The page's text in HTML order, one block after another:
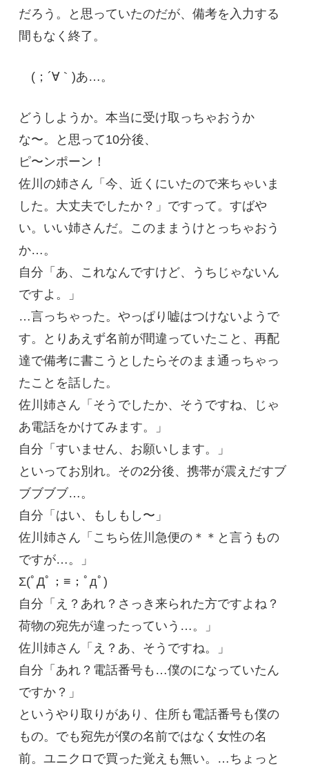
だろう。と思っていたのだが、備考を入力する
間もなく終了。
(；´∀｀)あ…。
どうしようか。本当に受け取っちゃおうか
な〜。と思って10分後、
ピ〜ンポーン！
佐川の姉さん「今、近くにいたので来ちゃいま
した。大丈夫でしたか？」ですって。すばや
い。いい姉さんだ。このままうけとっちゃおう
か…。
自分「あ、これなんですけど、うちじゃないん
ですよ。」
…言っちゃった。やっぱり嘘はつけないようで
す。とりあえず名前が間違っていたこと、再配
達で備考に書こうとしたらそのまま通っちゃっ
たことを話した。
佐川姉さん「そうでしたか、そうですね、じゃ
あ電話をかけてみます。」
自分「すいません、お願いします。」
といってお別れ。その2分後、携帯が震えだすブ
ブブブブ…。
自分「はい、もしもし〜」
佐川姉さん「こちら佐川急便の＊＊と言うもの
ですが…。」
Σ(ﾟДﾟ；≡；ﾟдﾟ)
自分「え？あれ？さっき来られた方ですよね？
荷物の宛先が違ったっていう…。」
佐川姉さん「え？あ、そうですね。」
自分「あれ？電話番号も…僕のになっていたん
ですか？」
というやり取りがあり、住所も電話番号も僕の
もの。でも宛先が僕の名前ではなく女性の名
前。ユニクロで買った覚えも無い。…ちょっと